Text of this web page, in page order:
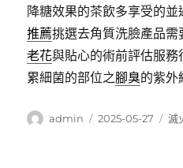
降糖效果的茶飲多享受的
推薦挑選去角質洗臉產品
老花與貼心的術前評估服
累細菌的部位之腳臭的紫外
作
admin
發
2025-05-27
分
滅